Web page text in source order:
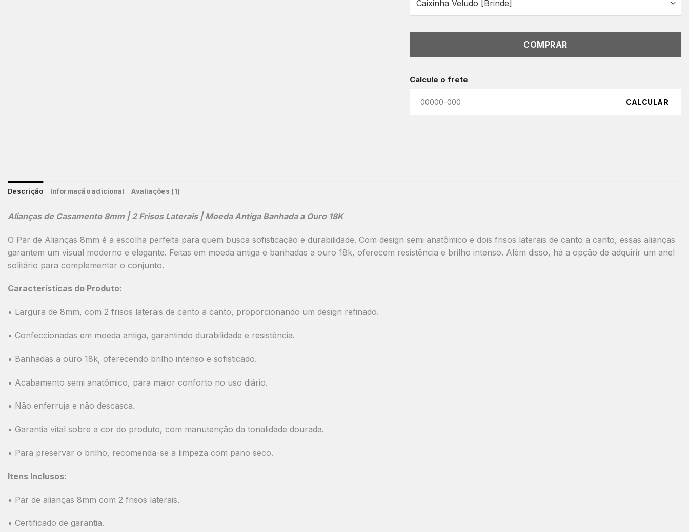
COMPRAR
Calcule o frete
CALCULAR
Descrição Informação adicional Avaliações (1)
Alianças de Casamento 8mm | 2 Frisos Laterais | Moeda Antiga Banhada a Ouro 18K
O Par de Alianças 8mm é a escolha perfeita para quem busca sofisticação e durabilidade. Com design semi anatômico e dois frisos laterais de canto a canto, essas alianças
garantem um visual moderno e elegante. Feitas em moeda antiga e banhadas a ouro 18k, oferecem resistência e brilho intenso. Além disso, há a opção de adquirir um anel
solitário para complementar o conjunto.
Características do Produto:
• Largura de 8mm, com 2 frisos laterais de canto a canto, proporcionando um design refinado.
• Confeccionadas em moeda antiga, garantindo durabilidade e resistência.
• Banhadas a ouro 18k, oferecendo brilho intenso e sofisticado.
• Acabamento semi anatômico, para maior conforto no uso diário.
• Não enferruja e não descasca.
• Garantia vital sobre a cor do produto, com manutenção da tonalidade dourada.
• Para preservar o brilho, recomenda-se a limpeza com pano seco.
Itens Inclusos:
• Par de alianças 8mm com 2 frisos laterais.
• Certificado de garantia.